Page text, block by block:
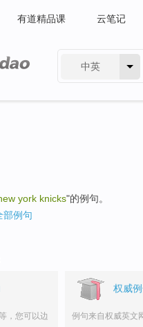
有道精品课 云笔记
中英
york knicks"的例句。
部例句
，您可以边
权威
例句来自权威英文